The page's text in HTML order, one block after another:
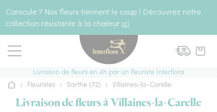
Canicule ? Nos fleurs tiennent le coup ! Découvrez notre
collection résistante à la chaleur ici
Livraison de fleurs en 4h par un fleuriste Interflora
Accueil
› Fleuristes › Sarthe (72) › Villaines-la-Carelle
Livraison de fleurs à Villaines-la-Carelle